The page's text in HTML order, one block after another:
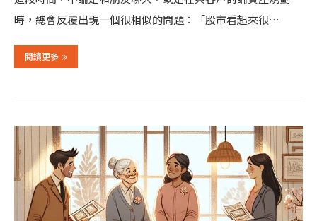
時，總會反覆出現一個很相似的問題：「股市看起來很…
閱讀更多